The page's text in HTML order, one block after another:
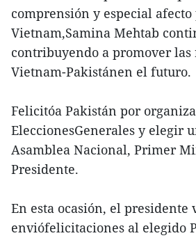
comprensión y especial afecto
Vietnam,Samina Mehtab
contribuyendo a promover las
Vietnam-Pakistánen el futuro.
Felicitóa Pakistán por
EleccionesGenerales y elegir
Asamblea Nacional, Primer
Presidente.
En esta ocasión, el presidente
enviófelicitaciones al elegido